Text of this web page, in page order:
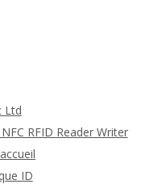
Ltd
RFID Reader Writer
ID